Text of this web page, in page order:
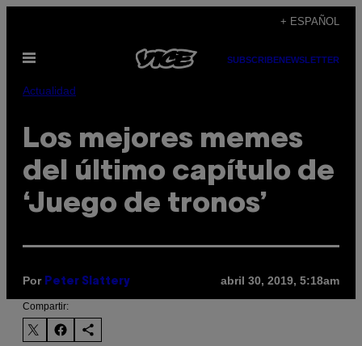
contenido
+ ESPAÑOL
Abrir
SUBSCRIBENEWSLETTER
Actualidad
Los mejores memes
del último capítulo de
‘Juego de tronos’
Por Peter Slattery abril 30, 2019, 5:18am
Compartir: